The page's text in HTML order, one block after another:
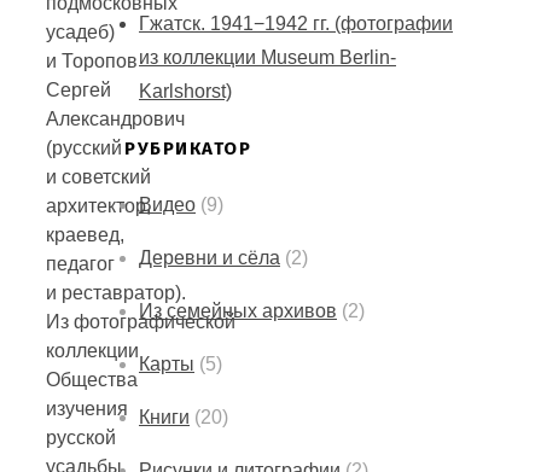
усадеб)
и Торопов
Сергей
Александрович
(русский
и советский
архитектор,
краевед,
педагог
и реставратор).
Из фотографической
коллекции
Общества
изучения
русской
усадьбы.
Гжатск. 1941−1942 гг. (фотографии
из коллекции Museum Berlin-
Karlshorst)
РУБРИКАТОР
Видео (9)
Деревни и сёла (2)
Из семейных архивов (2)
Карты (5)
Книги (20)